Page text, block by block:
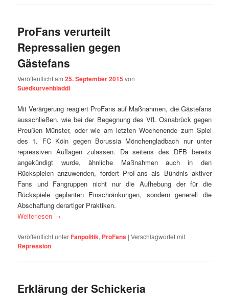
ProFans verurteilt
Repressalien gegen
Gästefans
Veröffentlicht am25. September 2015 von
Suedkurvenbladdl
Mit Verärgerung reagiert ProFans auf Maßnahmen, die Gästefans
ausschließen, wie bei der Begegnung des VfL Osnabrück gegen
Preußen Münster, oder wie am letzten Wochenende zum Spiel
des 1. FC Köln gegen Borussia Mönchengladbach nur unter
repressiven Auflagen zulassen. Da seitens des DFB bereits
angekündigt wurde, ähnliche Maßnahmen auch in den
Rückspielen anzuwenden, fordert ProFans als Bündnis aktiver
Fans und Fangruppen nicht nur die Aufhebung der für die
Rückspiele geplanten Einschränkungen, sondern generell die
Abschaffung derartiger Praktiken.
Weiterlesen →
Veröffentlicht unter Fanpolitik, ProFans |Verschlagwortet mit
Repression
Erklärung der Schickeria